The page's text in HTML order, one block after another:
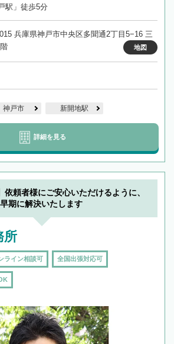
駅」徒歩5分
兵庫県神戸市中央区多聞通2丁目5−16 三
地図
神戸市 新開地駅
詳細を見る
依頼者様にご安心いただけるように、
期に解決いたします
所
ライン相談可 全国出張対応可